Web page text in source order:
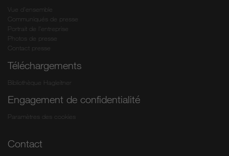
Vue d'ensemble
Communiqués de presse
Portrait de l'entreprise
Photos de presse
Contact presse
Téléchargements
Bibliothèque Hagleitner
Engagement de confidentialité
Paramètres des cookies
Contact